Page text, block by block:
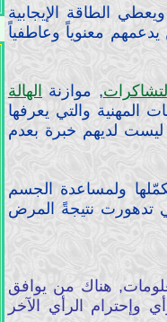
الطاقة الإيجابية
معنوياً وعاطفياً
التشاكرات, موازنة
الهالة
المهنية والتي يعرفها
لديهم خبرة بعدم
ولمساعدة الجسم
تدهورت نتيجةً المرض
هناك من يوافق
الرأي الآخر